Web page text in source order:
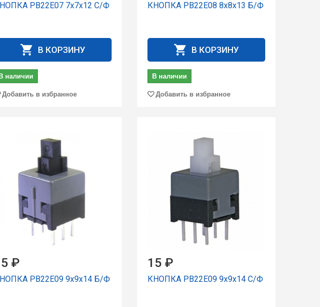
PB22E07 7x7x12 С/Ф
В КОРЗИНУ
наличии
Добавить в избранное
КНОПКА PB22E08 8x8x13 Б/Ф
В КОРЗИНУ
В наличии
Добавить в избранное
₽
PB22E09 9x9x14 Б/Ф
15 ₽
КНОПКА PB22E09 9x9x14 С/Ф